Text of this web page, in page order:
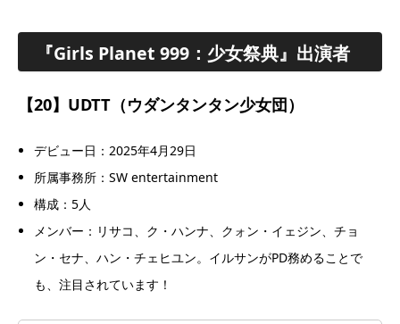
『Girls Planet 999：少女祭典』出演者
【20】UDTT（ウダンタンタン少女団）
デビュー日：2025年4月29日
所属事務所：SW entertainment
構成：5人
メンバー：リサコ、ク・ハンナ、クォン・イェジン、チョ
ン・セナ、ハン・チェヒユン。イルサンがPD務めることで
も、注目されています！